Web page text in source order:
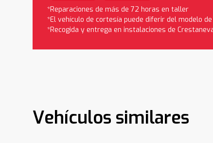
*Reparaciones de más de 72 horas en taller
*El vehículo de cortesía puede diferir del modelo
*Recogida y entrega en instalaciones de
Vehículos similares